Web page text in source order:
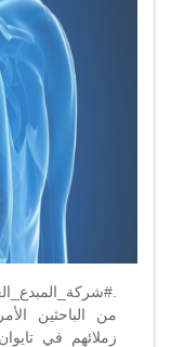
من الباحثين
زملائهم في